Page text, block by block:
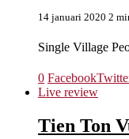
14 januari 2020 2
Single Village
0 Facebook
Live review
Tien Ton